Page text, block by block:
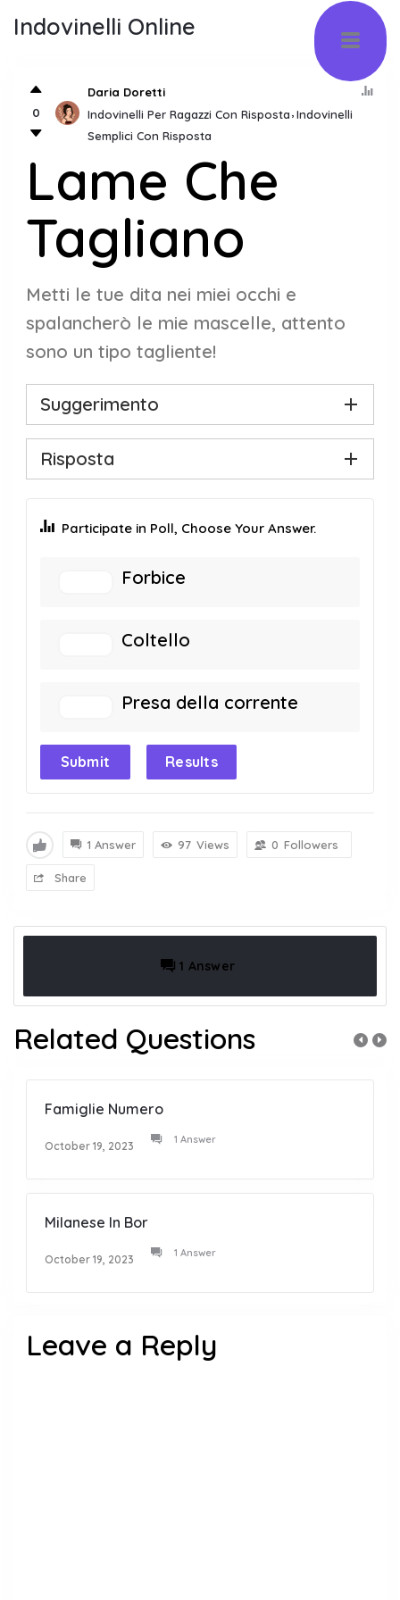
Indovinelli Online
0
Daria Doretti
Indovinelli Per Ragazzi Con Risposta Indovinelli
Semplici Con Risposta
Lame Che
Tagliano
Metti le tue dita nei miei occhi e
spalancherò le mie mascelle, attento
sono un tipo tagliente!
Suggerimento
Risposta
Participate in Poll, Choose Your Answer.
Forbice
Coltello
Presa della corrente
Submit Results
1 Answer 97 Views 0 Followers
Share
1 Answer
Related Questions
Famiglie Numero
October 19, 2023 1 Answer
Milanese In Bor
October 19, 2023 1 Answer
Leave a Reply